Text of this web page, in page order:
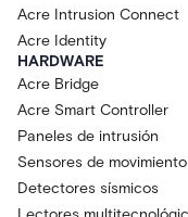
Acre Intrusion Connect
Acre Identity
HARDWARE
Acre Bridge
Acre Smart Controller
Paneles de intrusión
Sensores de movimiento
Detectores sísmicos